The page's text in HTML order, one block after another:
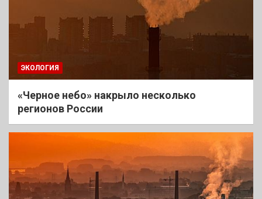
ЭКОЛОГИЯ
«Черное небо» накрыло несколько
регионов России